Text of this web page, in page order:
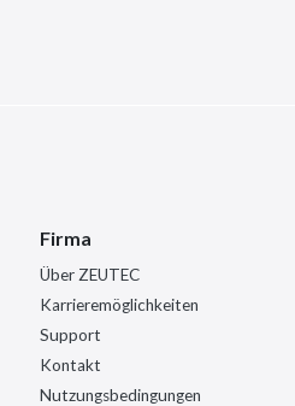
Firma
Über ZEUTEC
Karrieremöglichkeiten
Support
Kontakt
Nutzungsbedingungen